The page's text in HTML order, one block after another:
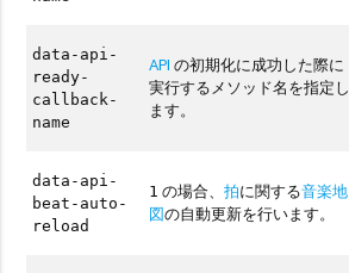
data-api-
ready-
callback-
name
API の初期化に成功した際に
実行するメソッド名を指定し
ます。
data-api-
beat-auto-
reload
1 の場合、拍に関する音楽地
図の自動更新を行います。